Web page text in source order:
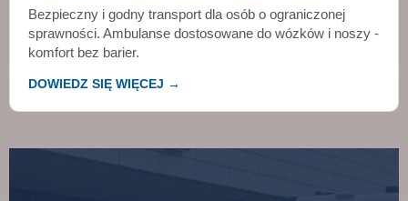
Bezpieczny i godny transport dla osób o ograniczonej
sprawności. Ambulanse dostosowane do wózków i noszy -
komfort bez barier.
DOWIEDZ SIĘ WIĘCEJ →